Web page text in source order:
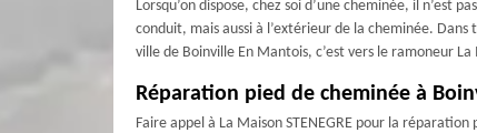
Lorsqu’on dispose, chez soi d’une cheminée, il n’est
conduit, mais aussi à l’extérieur de la cheminée.
ville de Boinville En Mantois, c’est vers le ramoneur
Réparation pied de cheminée à
Faire appel à La Maison STENEGRE pour la